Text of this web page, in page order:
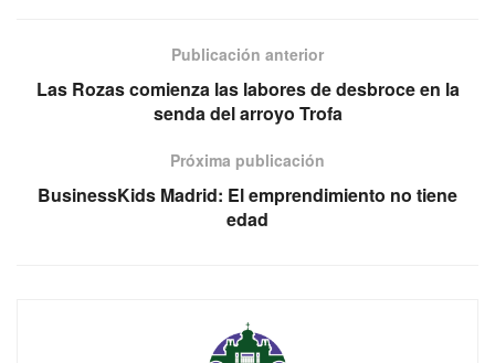
Publicación anterior
Las Rozas comienza las labores de desbroce en la
senda del arroyo Trofa
Próxima publicación
BusinessKids Madrid: El emprendimiento no tiene
edad